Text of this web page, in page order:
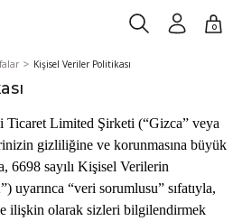
0
Kişisel Veriler Politikası
Ticaret Limited Şirketi (“Gizca” veya
gizliliğine ve korunmasına büyük
6698 sayılı Kişisel Verilerin
“veri sorumlusu” sıfatıyla,
ilişkin olarak sizleri bilgilendirmek